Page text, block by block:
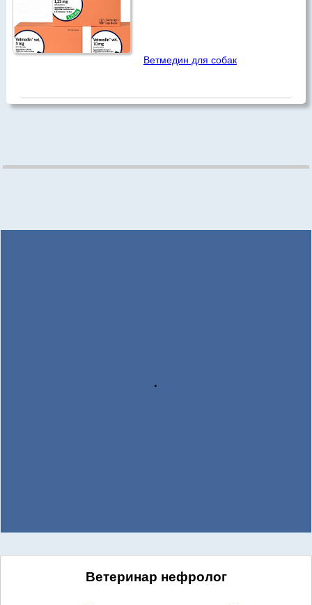
Ветмедин для собак
.
Ветеринар нефролог